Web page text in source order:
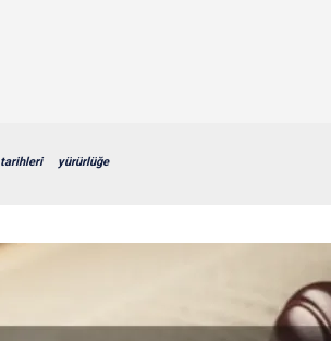
tarihleri yürürlüğe